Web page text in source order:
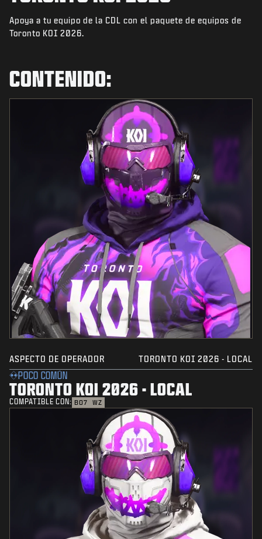
NOTICIAS
TIENDA
ATENCIÓN AL CLIENTE
INICIAR SESIÓN|REGISTRARSE
Apoya a tu equipo de la CDL con el paquete de equipos de
Toronto KOI 2026.
CONTENIDO:
ASPECTO DE OPERADOR TORONTO KOI 2026 - LOCAL
POCO COMÚN
TORONTO KOI 2026 - LOCAL
COMPATIBLE CON: BO7 WZ